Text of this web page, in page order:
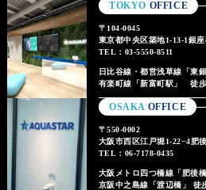
TOKYO OFFICE
〒104-0045
東京都中央区築地1-13-1銀
TEL：03-5550-8511
日比谷線・都営浅草線「東
有楽町線「新富町駅」 徒
OSAKA OFFICE
〒550-0002
大阪市西区江戸堀1-22−4肥
TEL：06-7178-0435
大阪メトロ四つ橋線「肥後
京阪中之島線「渡辺橋」 徒